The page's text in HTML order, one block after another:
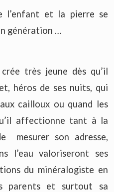
l’enfant et la pierre se
génération …
très jeune dès qu’il
héros de ses nuits, qui
cailloux ou quand les
affectionne tant à la
mesurer son adresse,
l’eau valoriseront ses
du minéralogiste en
parents et surtout sa